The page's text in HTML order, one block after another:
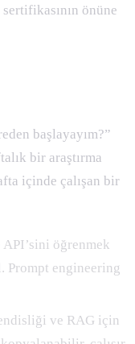
önüne
başlayayım?”
bir araştırma
içinde çalışan bir
öğrenmek
Prompt engineering
ve RAG için